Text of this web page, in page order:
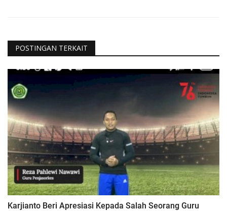
POSTINGAN TERKAIT
Karjianto Beri Apresiasi Kepada Salah Seorang Guru